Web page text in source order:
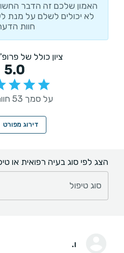
האמון שלכם זה הדבר
לא יכולים לשלם על מנת
חוות
ציון כולל של
5.0
על סמך 53 חוות דעת
דירוג מפורט
הצג לפי סוג בעיה רפואית או
סוג טיפול
ו.